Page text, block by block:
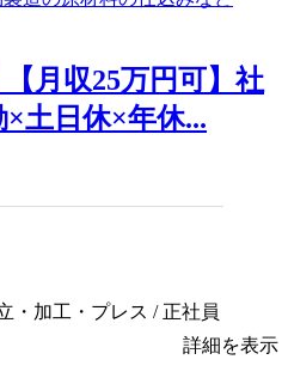
【月収25万円可】社
土日休×年休...
・加工・プレス / 正社員
詳細を表示